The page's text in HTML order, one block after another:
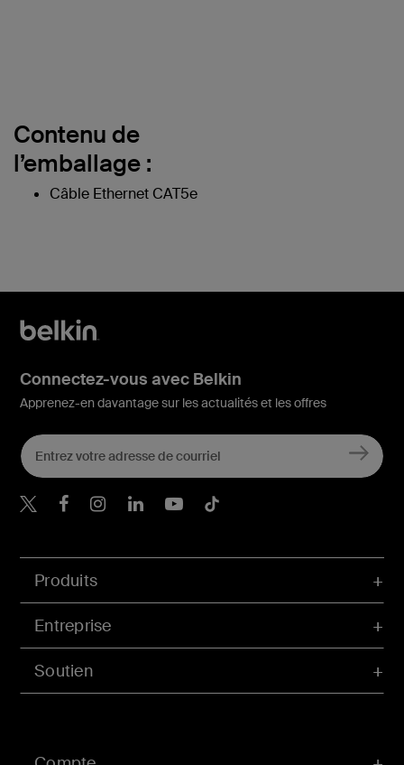
Contenu de
l’emballage :
Câble Ethernet CAT5e
Produits
Entreprise
Soutien
Connectez-vous avec Belkin
Apprenez-en davantage sur les actualités et les offres
Belkin Twitter
Belkin Facebook
Belkin Instagram
Belkin LinkedIn
Belkin Youtube
Belkin TikTok